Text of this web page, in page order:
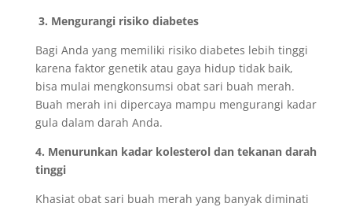
3. Mengurangi risiko diabetes
Bagi Anda yang memiliki risiko diabetes lebih tinggi
karena faktor genetik atau gaya hidup tidak baik,
bisa mulai mengkonsumsi obat sari buah merah.
Buah merah ini dipercaya mampu mengurangi kadar
gula dalam darah Anda.
4. Menurunkan kadar kolesterol dan tekanan darah
tinggi
Khasiat obat sari buah merah yang banyak diminati